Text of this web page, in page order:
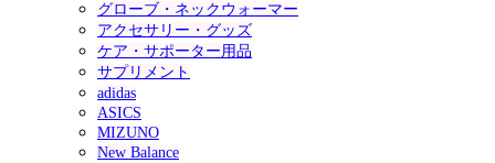
グローブ・ネックウォーマー
アクセサリー・グッズ
ケア・サポーター用品
サプリメント
adidas
ASICS
MIZUNO
New Balance